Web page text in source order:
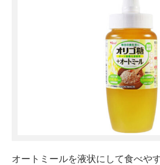
オートミールを液状にして食べや